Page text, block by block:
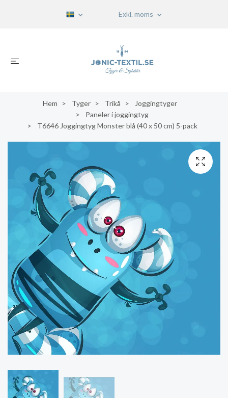
Exkl. moms
Hem Tyger Trikå
Joggingtyger
Paneler i joggingtyg
T6646 Joggingtyg Monster blå (40 x 50 cm) 5-pack